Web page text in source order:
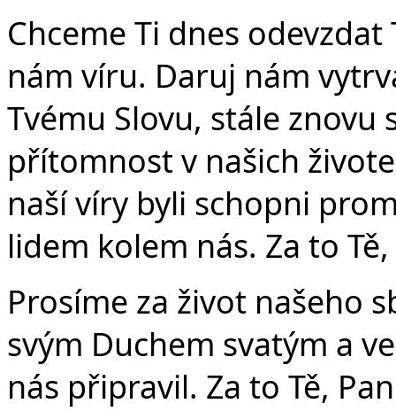
Chceme Ti dnes
nám víru. Daruj nám
Tvému Slovu, stále znovu
přítomnost v našich
naší víry byli schopni
lidem kolem nás. Za to
Prosíme za život našeho
svým Duchem svatým a
nás připravil. Za to Tě,